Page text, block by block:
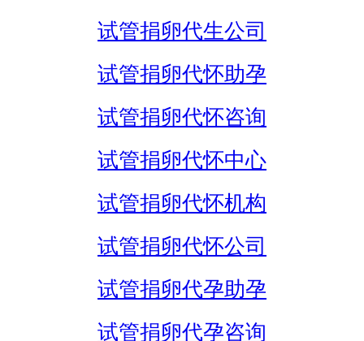
试管捐卵代生公司
试管捐卵代怀助孕
试管捐卵代怀咨询
试管捐卵代怀中心
试管捐卵代怀机构
试管捐卵代怀公司
试管捐卵代孕助孕
试管捐卵代孕咨询